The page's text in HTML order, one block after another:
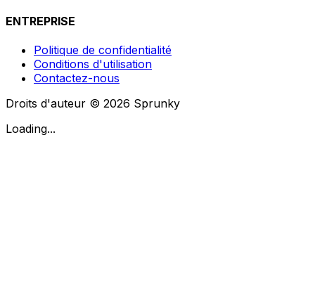
ENTREPRISE
Politique de confidentialité
Conditions d'utilisation
Contactez-nous
Droits d'auteur © 2026 Sprunky
Loading...